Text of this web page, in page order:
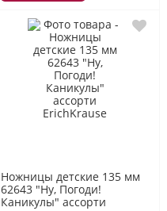
Ножницы детские 135 мм
62643 "Ну, Погоди!
Каникулы" ассорти